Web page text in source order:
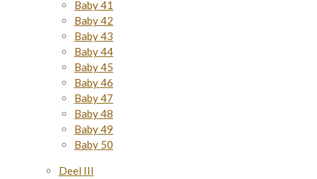
Baby 41
Baby 42
Baby 43
Baby 44
Baby 45
Baby 46
Baby 47
Baby 48
Baby 49
Baby 50
Deel III